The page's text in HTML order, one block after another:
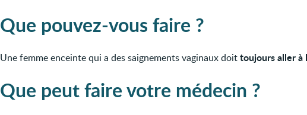
Que pouvez-vous faire ?
Une femme enceinte qui a des saignements vaginaux doittoujours aller à
Que peut faire votre médecin ?